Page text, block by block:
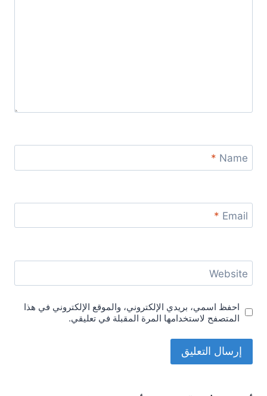
Name
*
Email
*
Website
احفظ اسمي، بريدي الإلكتروني، والموقع الإلكتروني في هذا
المتصفح لاستخدامها المرة المقبلة في تعليقي.